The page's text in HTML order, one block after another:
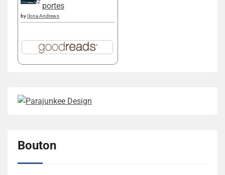
portes
by Ilona Andrews
Bouton